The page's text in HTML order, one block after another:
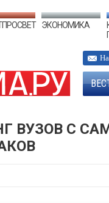
ЭКОНОМИКА
ВУЗОВ С